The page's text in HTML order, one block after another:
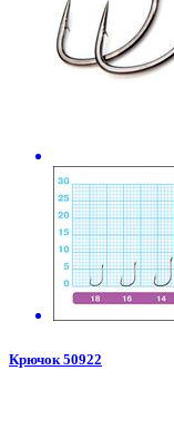
Крючок 50922